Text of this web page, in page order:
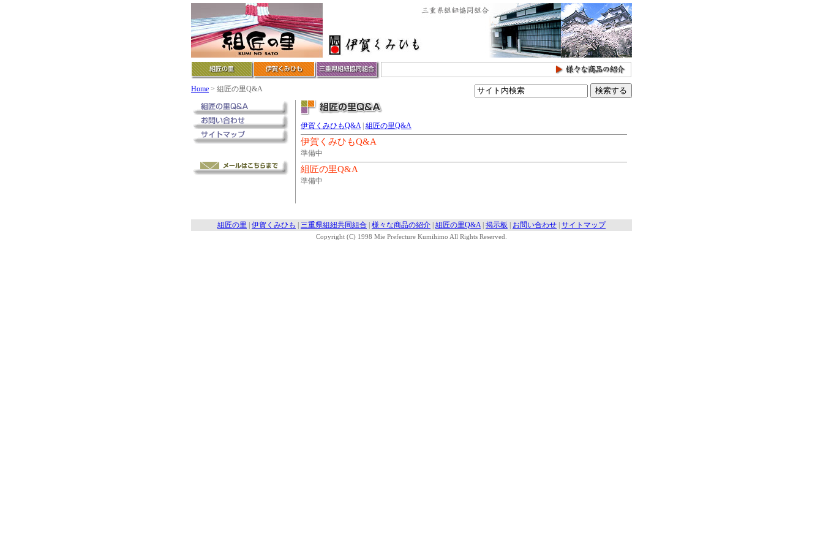
Home > 組匠の里Q&A
伊賀くみひもQ&A| 組匠の里Q&A
伊賀くみひもQ&A
準備中
組匠の里Q&A
準備中
組匠の里 伊賀くみひも 三重県組紐共同組合 様々な商品の紹介 組匠の里Q&A 掲示板 お問い合わせ
サイトマップ
Copyright (C) 1998 Mie Prefecture Kumihimo All Rights Reserved.